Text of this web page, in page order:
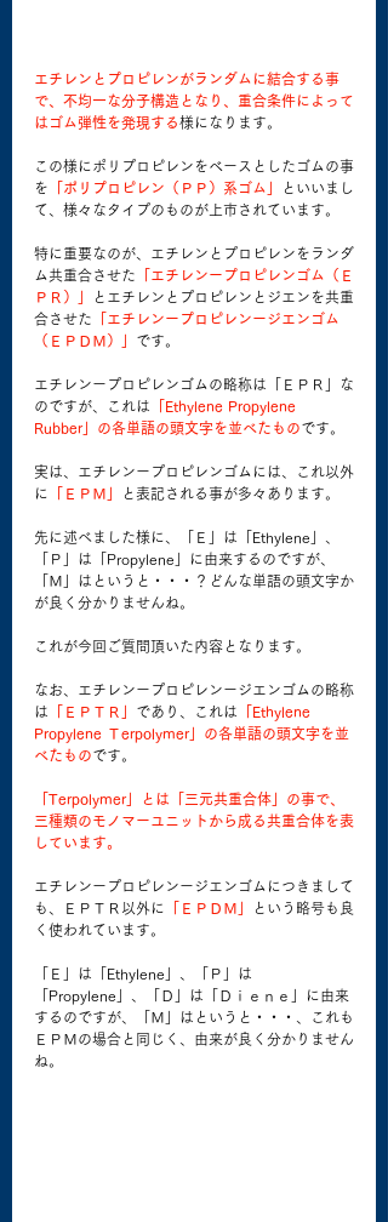
エチレンとプロピレンがランダムに結合する事
で、不均一な分子構造となり、重合条件によって
はゴム弾性を発現する様になります。
この様にポリプロピレンをベースとしたゴムの事
を 「ポリプロピレン（ＰＰ）系ゴム」
といいまし
て、様々なタイプのものが上市されています。
特に重要なのが、エチレンとプロピレンをランダ
ム共重合させた 「エチレンープロピレンゴム（Ｅ
ＰＲ）」
とエチレンとプロピレンとジエンを共重
合させた 「エチレンープロピレンージエンゴム
（ＥＰＤＭ）」 です。
エチレンープロピレンゴムの略称は「ＥＰＲ」な
のですが、これは 「Ethylene Propylene
Rubber」の各単語の頭文字を並べたものです。
実は、エチレンープロピレンゴムには、これ以外
に
「ＥＰＭ」 と表記される事が多々あります。
先に述べました様に、「Ｅ」は「Ethylene」、
「Ｐ」は「Propylene」に由来するのですが、
「Ｍ」はというと・・・？どんな単語の頭文字か
が良く分かりませんね。
これが今回ご質問頂いた内容となります。
なお、エチレンープロピレンージエンゴムの略称
は 「ＥＰＴＲ」 であり、これは 「Ethylene
Propylene Ｔerpolymer」の各単語の頭文字を並
べたものです。
「Terpolymer」とは「三元共重合体」の事で、
三種類のモノマーユニットから成る共重合体を表
しています。
エチレンープロピレンージエンゴムにつきまして
も、ＥＰＴＲ以外に
「ＥＰＤＭ」
という略号も良
く使われています。
「Ｅ」は「Ethylene」、「Ｐ」は
「Propylene」、「Ｄ」は「Ｄｉｅｎｅ」に由来
するのですが、「Ｍ」はというと・・・、これも
ＥＰＭの場合と同じく、由来が良く分かりません
ね。